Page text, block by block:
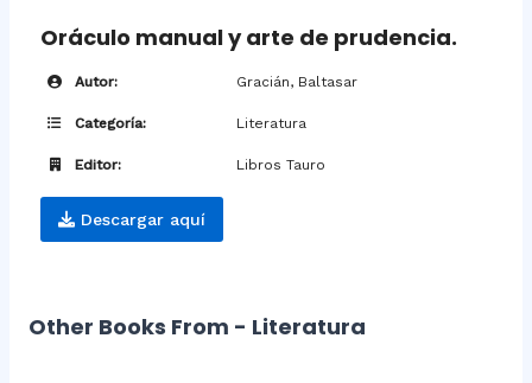
Oráculo manual y arte de prudencia.
Autor: Gracián, Baltasar
Categoría: Literatura
Editor: Libros Tauro
Descargar aquí
Other Books From - Literatura